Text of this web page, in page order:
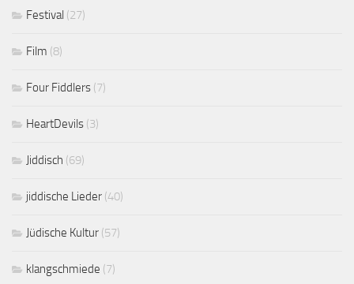
Festival (27)
Film (8)
Four Fiddlers (7)
HeartDevils (3)
Jiddisch (69)
jiddische Lieder (40)
Jüdische Kultur (57)
klangschmiede (7)